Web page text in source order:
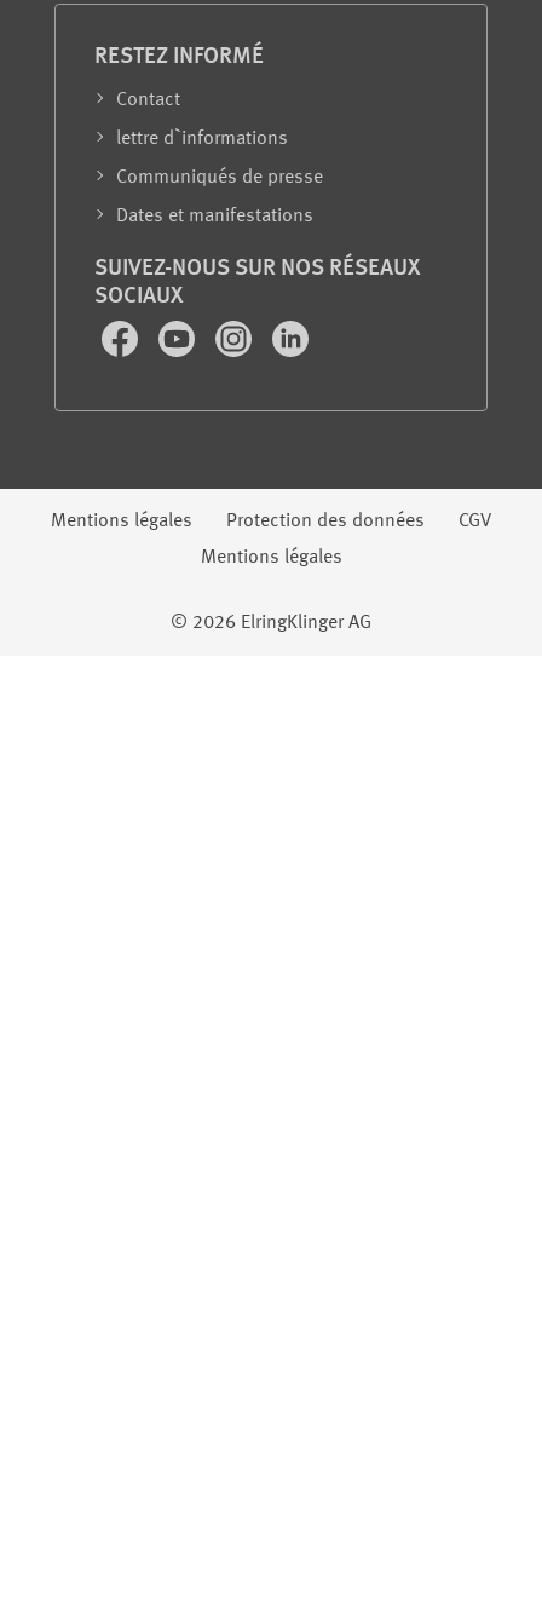
RESTEZ INFORMÉ
Contact
lettre d`informations
Communiqués de presse
Dates et manifestations
SUIVEZ-NOUS SUR NOS RÉSEAUX
SOCIAUX
FacebookYoutube InstagramLinkedIn
Informations juridiques
Mentions légales Protection des données
CGV
Mentions légales
© 2026 ElringKlinger AG